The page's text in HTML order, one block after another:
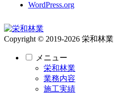
WordPress.org
Copyright © 2019-2026 栄和林
メニュー
栄和林業
業務内容
施工実績